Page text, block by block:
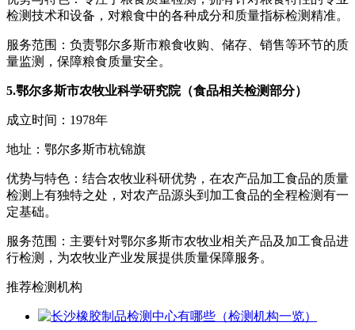
检测技术和设备，对粮食中的各种成分和质量指标检测精准。
服务范围：负责鄂尔多斯市粮食收购、储存、销售等环节的质
量监测，保障粮食质量安全。
5.鄂尔多斯市农牧业科学研究院（食品相关检测部分）
成立时间：1978年
地址：鄂尔多斯市杭锦旗
优势与特色：结合农牧业科研优势，在农产品加工食品的质量
检测上有独特之处，对农产品源头到加工食品的全程检测有一
定基础。
服务范围：主要针对鄂尔多斯市农牧业相关产品及加工食品进
行检测，为农牧业产业发展提供质量保障服务。
推荐检测机构